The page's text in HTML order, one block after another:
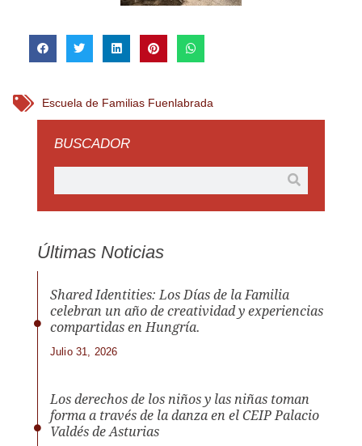
Escuela de Familias Fuenlabrada
BUSCADOR
Últimas Noticias
Shared Identities: Los Días de la Familia
celebran un año de creatividad y experiencias
compartidas en Hungría.
Julio 31, 2026
Los derechos de los niños y las niñas toman
forma a través de la danza en el CEIP Palacio
Valdés de Asturias